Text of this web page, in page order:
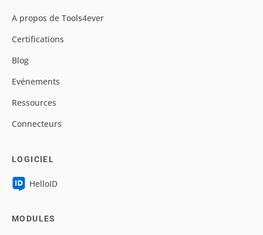
A propos de Tools4ever
Certifications
Blog
Evénements
Ressources
Connecteurs
LOGICIEL
HelloID
MODULES